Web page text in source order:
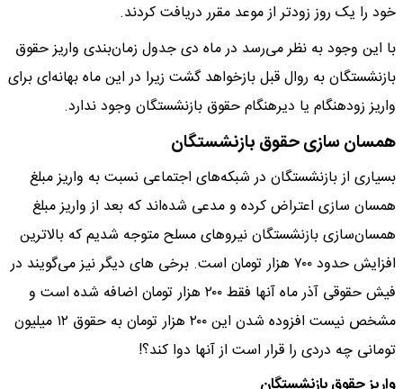
خود را یک روز زودتر از موعد مقرر دریافت کردند.
با این وجود به نظر می‌رسد در ماه دی جدول زمان‌بندی واریز حقوق
بازنشستگان به روال قبل بازخواهد گشت زیرا در این ماه بهانه‌ای برای
واریز زودهنگام یا دیرهنگام حقوق بازنشستگان وجود ندارد.
همسان سازی حقوق بازنشستگان
بسیاری از بازنشستگان در شبکه‌های اجتماعی نسبت به واریز مبلغ
همسان سازی اعتراض کرده و مدعی شده‌اند که بعد از واریز مبلغ
همسان‌سازی بازنشستگان نیرو‌های مسلح متوجه شدیم که بالاترین
افزایش حدود ۷۰۰ هزار تومان است. برخی های دیگر نیز می‌گویند در
فیش حقوقی آذر ماه آنها فقط ۲۰۰ هزار تومان اضافه شده است و
مشخص نیست افزوده شدن این ۲۰۰ هزار تومان به حقوق ۱۲ میلیون
تومانی چه دردی را قرار است از آنها دوا کند؟!